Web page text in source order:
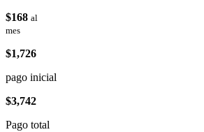
$168 al
mes
$1,726
pago inicial
$3,742
Pago total